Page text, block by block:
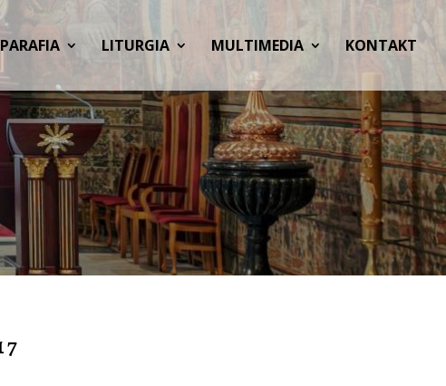
PARAFIA LITURGIA MULTIMEDIA KONTAKT